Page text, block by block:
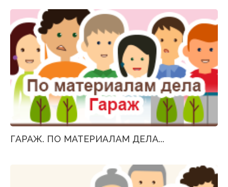
ГАРАЖ. ПО МАТЕРИАЛАМ ДЕЛА...